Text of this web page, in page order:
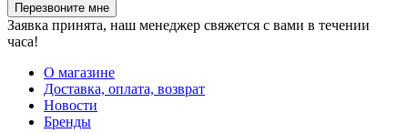
Перезвоните мне
Заявка принята, наш менеджер свяжется с вами в течении
часа!
О магазине
Доставка, оплата, возврат
Новости
Бренды